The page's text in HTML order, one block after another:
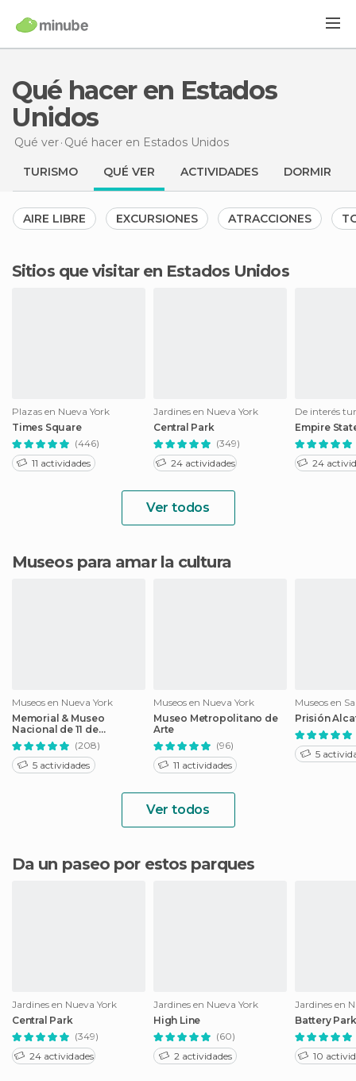
Qué hacer en Estados
Unidos
Qué ver Qué hacer en Estados Unidos
TURISMO QUÉ VER ACTIVIDADES DORMIR
AIRE LIBRE EXCURSIONES ATRACCIONES
Sitios que visitar en Estados Unidos
Plazas en Nueva York
Times Square
(446)
11 actividades
Jardines en Nueva York
Central Park
(349)
24 actividades
Empire
24
Ver todos
Museos para amar la cultura
Museos en Nueva York
Memorial & Museo
Nacional de 11 de
Septiembre
(208)
5 actividades
Museos en Nueva York
Museo Metropolitano de
Arte
(96)
11 actividades
Museos en
Prisión
5
Ver todos
Da un paseo por estos parques
Jardines en Nueva York
Central Park
(349)
24 actividades
Jardines en Nueva York
High Line
(60)
2 actividades
Jardines en
Battery Park
10